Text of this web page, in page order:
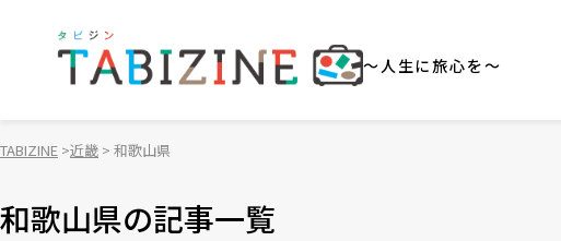
～人生に旅心を～
TABIZINE 近畿 和歌山県
和歌山県の記事一覧